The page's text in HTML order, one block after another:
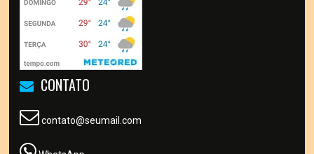
CONTATO
contato@seumail.com